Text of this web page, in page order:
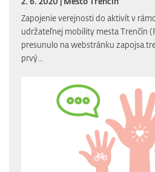
Zapojenie verejnosti do aktivít v
udržateľnej mobility mesta Trenčín
presunulo na webstránku
prvý...